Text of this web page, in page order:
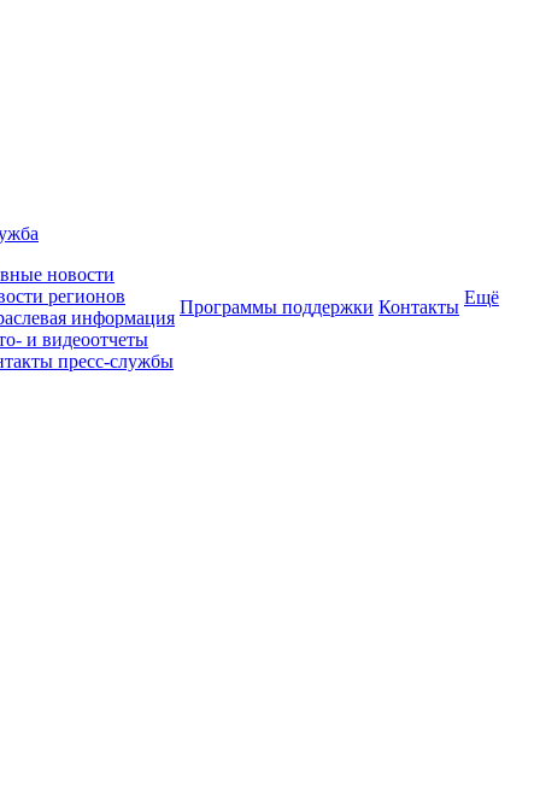
новости
регионов
информация
и видеоотчеты
пресс-службы
Программы поддержки Контакты Ещё